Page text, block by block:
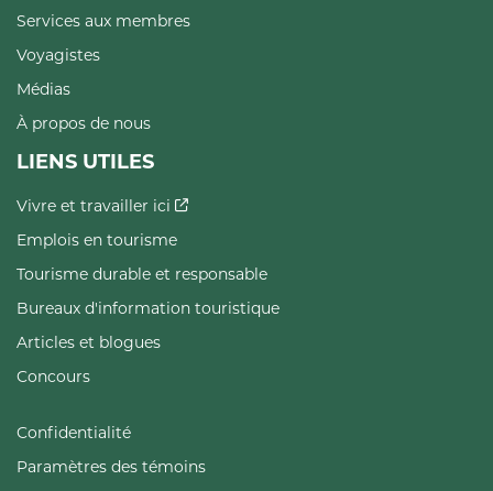
Services aux membres
Voyagistes
Médias
À propos de nous
LIENS UTILES
Vivre et travailler ici
Emplois en tourisme
Tourisme durable et responsable
Bureaux d'information touristique
Articles et blogues
Concours
Confidentialité
Paramètres des témoins